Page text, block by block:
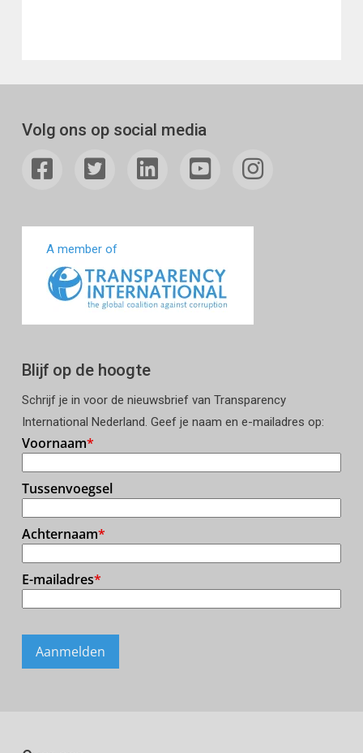
Volg ons op social media
A member of
Blijf op de hoogte
Schrijf je in voor de nieuwsbrief van Transparency
International Nederland. Geef je naam en e-mailadres op: